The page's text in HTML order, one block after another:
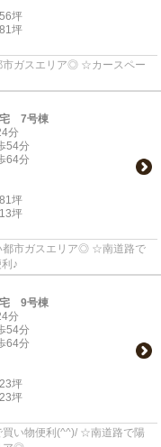
坪
坪
ガスエリア◎ ☆カースペー
7号棟
分
54分
64分
坪
坪
市ガスエリア◎ ☆南道路で
♪
9号棟
分
54分
64分
坪
坪
い物便利(^^)/ ☆南道路で陽